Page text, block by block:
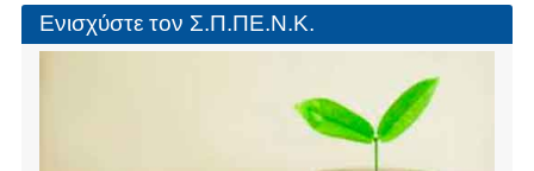
o
o
Ενισχύστε τον Σ.Π.ΠΕ.Ν.Κ.